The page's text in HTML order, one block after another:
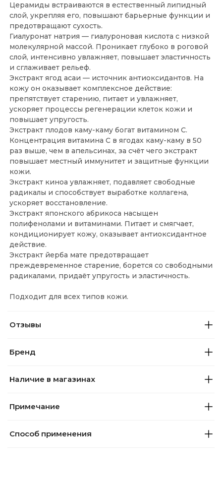
Церамиды встраиваются в естественный липидный
слой, укрепляя его, повышают барьерные функции и
предотвращают сухость.
Гиалуронат натрия — гиалуроновая кислота с низкой
молекулярной массой. Проникает глубоко в роговой
слой, интенсивно увлажняет, повышает эластичность
и сглаживает рельеф.
Экстракт ягод асаи — источник антиоксидантов. На
кожу он оказывает комплексное действие:
препятствует старению, питает и увлажняет,
ускоряет процессы регенерации клеток кожи и
повышает упругость.
Экстракт плодов каму-каму богат витамином С.
Концентрация витамина С в ягодах каму-каму в 50
раз выше, чем в апельсинах, за счёт чего экстракт
повышает местный иммунитет и защитные функции
кожи.
Экстракт киноа увлажняет, подавляет свободные
радикалы и способствует выработке коллагена,
ускоряет восстановление.
Экстракт японского абрикоса насыщен
полифенолами и витаминами. Питает и смягчает,
кондиционирует кожу, оказывает антиоксидантное
действие.
Экстракт йерба мате предотвращает
преждевременное старение, борется со свободными
радикалами, придаёт упругость и эластичность.
Подходит для всех типов кожи.
Отзывы
Бренд
Наличие в магазинах
Примечание
Способ применения